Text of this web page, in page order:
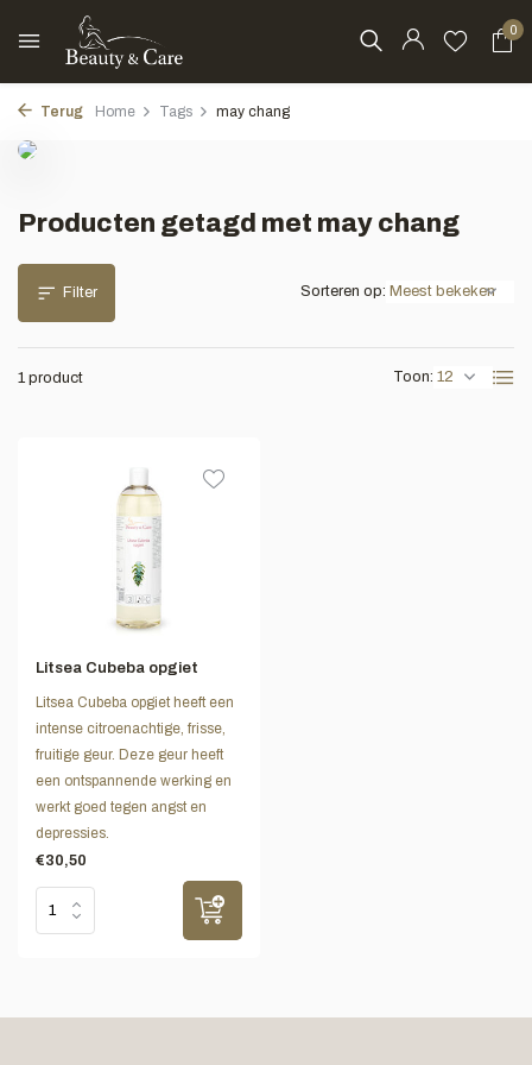
0
Terug Home Tags may chang
Producten getagd met may chang
Filter
1 product Toon:
Sorteren op:
Litsea Cubeba opgiet
Litsea Cubeba opgiet heeft een
intense citroenachtige, frisse,
fruitige geur. Deze geur heeft
een ontspannende werking en
werkt goed tegen angst en
depressies.
€30,50